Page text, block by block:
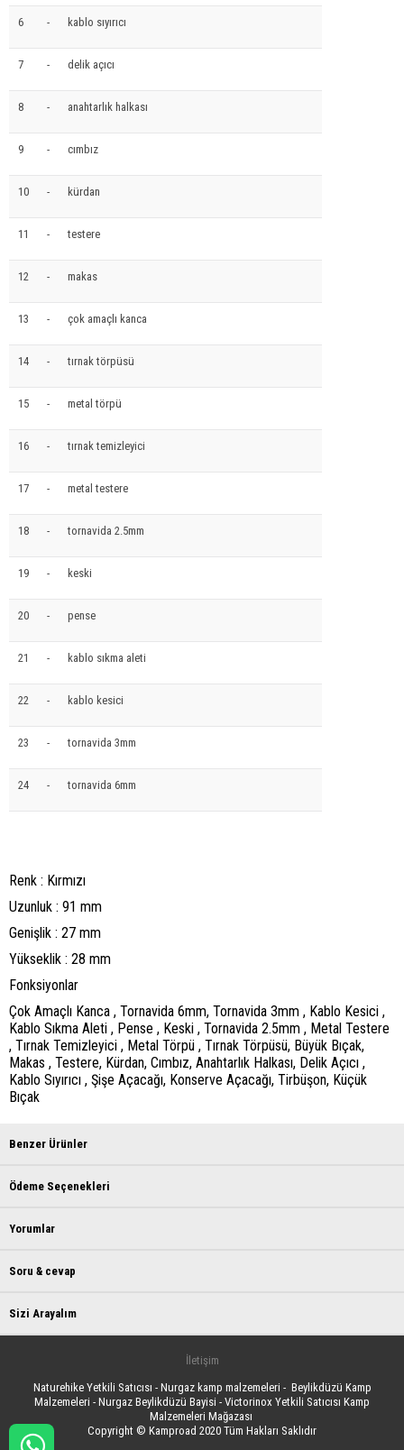
6 - kablo sıyırıcı
7 - delik açıcı
8 - anahtarlık halkası
9 - cımbız
10 - kürdan
11 - testere
12 - makas
13 - çok amaçlı kanca
14 - tırnak törpüsü
15 - metal törpü
16 - tırnak temizleyici
17 - metal testere
18 - tornavida 2.5mm
19 - keski
20 - pense
21 - kablo sıkma aleti
22 - kablo kesici
23 - tornavida 3mm
24 - tornavida 6mm
Renk : Kırmızı
Uzunluk : 91 mm
Genişlik : 27 mm
Yükseklik : 28 mm
Fonksiyonlar
Çok Amaçlı Kanca , Tornavida 6mm, Tornavida 3mm , Kablo Kesici ,
Kablo Sıkma Aleti , Pense , Keski , Tornavida 2.5mm , Metal Testere
, Tırnak Temizleyici , Metal Törpü , Tırnak Törpüsü, Büyük Bıçak,
Makas , Testere, Kürdan, Cımbız, Anahtarlık Halkası, Delik Açıcı ,
Kablo Sıyırıcı , Şişe Açacağı, Konserve Açacağı, Tirbüşon, Küçük
Bıçak
Benzer Ürünler
Ödeme Seçenekleri
Yorumlar
Soru & cevap
Sizi Arayalım
İletişim
Naturehike Yetkili Satıcısı - Nurgaz kamp malzemeleri - Beylikdüzü Kamp
Malzemeleri - Nurgaz Beylikdüzü Bayisi - Victorinox Yetkili Satıcısı Kamp
Malzemeleri Mağazası
Copyright © Kamproad 2020 Tüm Hakları Saklıdır